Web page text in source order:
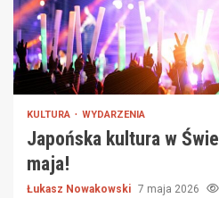
KULTURA WYDARZENIA
Japońska kultura w
maja!
Łukasz Nowakowski 7 maja 2026